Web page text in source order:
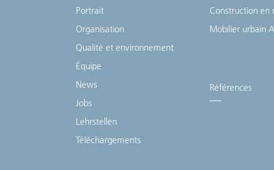
Portrait
Organisation
Qualité et environnement
Équipe
News
Jobs
Lehrstellen
Téléchargements
Construction en
Mobilier urbain
Références